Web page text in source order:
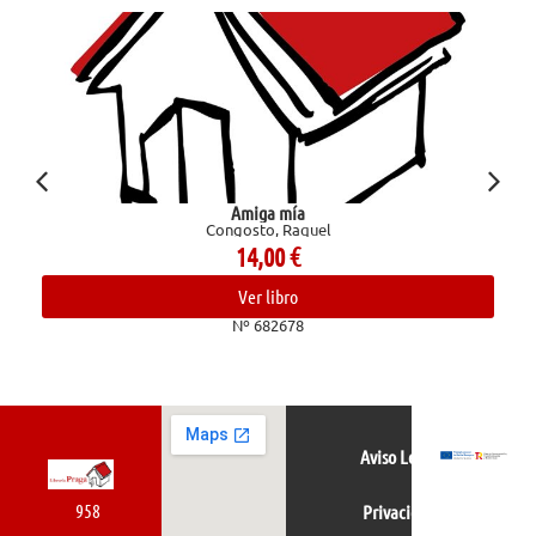
Amiga mía
Congosto, Raquel
14,00€
Ver libro
Nº 682678
958
Aviso Legal
Privacidad